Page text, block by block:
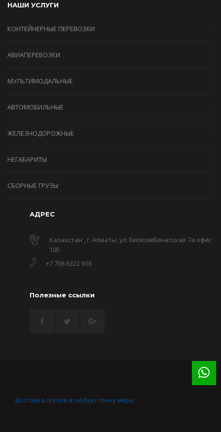
НАШИ УСЛУГИ
КОНТЕЙНЕРНЫЕ ПЕРЕВОЗКИ
АВИАПЕРЕВОЗКИ
МУЛЬТИМОДАЛЬНЫЕ
АВТОМОБИЛЬНЫЕ
ЖЕЛЕЗНОДОРОЖНЫЕ
НЕГАБАРИТЫ
СБОРНЫЕ ГРУЗЫ
АДРЕС
Казахстан , г. Алматы, ул. Биокомбинатская 7а офис
105
+7 706 6322 916
Полезные ссылки
Доставка грузов в любую точку мира